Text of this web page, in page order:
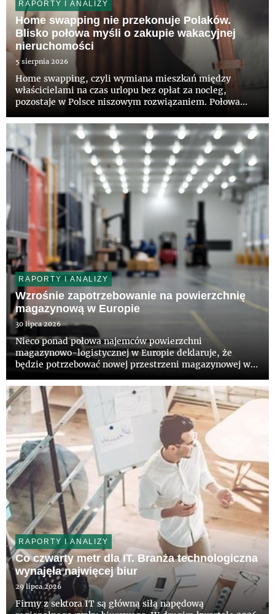
RAPORTY I ANALIZY
Home swapping nie przekonuje Polaków.
Blisko połowa myśli o zakupie wakacyjnej
nieruchomości
5 sierpnia 2026
Home swapping, czyli wymiana mieszkań między
właścicielami na czas urlopu bez opłat za nocleg,
pozostaje w Polsce niszowym rozwiązaniem. Połowa
12 proc. deklaruje zainteresowanie tym modelem –
wynika z najnowszego...
RAPORTY I ANALIZY
Wzrośnie zapotrzebowanie na powierzchnię
magazynową w Europie
30 lipca 2026
Nieco ponad połowa najemców powierzchni
magazynowo-logistycznej w Europie deklaruje, że
będzie potrzebować nowej przestrzeni magazynowej w
„European Logistics Occupier Survey 2026”,
przygotowanego przez CBRE i firmę A...
RAPORTY I ANALIZY
Co czwarty metr dla IT. Branża technologiczna
wynajęła najwięcej biur
29 lipca 2026
Firmy z sektora IT są główną siłą napędową